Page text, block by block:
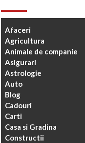
Afaceri
Agricultura
Animale de companie
Asigurari
Astrologie
Auto
Blog
Cadouri
Carti
Casa si Gradina
Constructii